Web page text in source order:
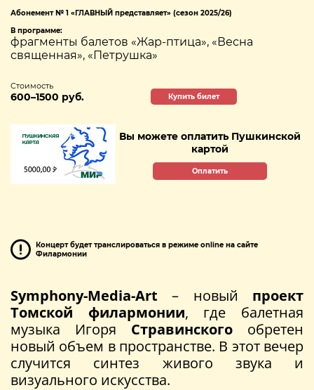
Абонемент № 1 «ГЛАВНЫЙ представляет» (сезон 2025/26)
В программе:
фрагменты балетов «Жар-птица», «Весна
священная», «Петрушка»
Стоимость
600–1500 руб. Купить билет
Вы можете оплатить Пушкинской
картой
Оплатить
Концерт будет транслироваться в режиме online на сайте
Филармонии
Symphony-Media-Art – новый проект
Томской филармонии, где балетная
музыка Игоря Стравинского обретен
новый объем в пространстве. В этот вечер
случится синтез живого звука и
визуального искусства.